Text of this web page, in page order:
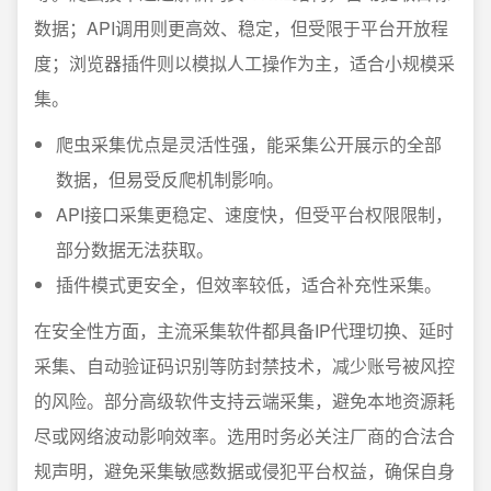
数据；API调用则更高效、稳定，但受限于平台开放程
度；浏览器插件则以模拟人工操作为主，适合小规模采
集。
爬虫采集优点是灵活性强，能采集公开展示的全部
数据，但易受反爬机制影响。
API接口采集更稳定、速度快，但受平台权限限制，
部分数据无法获取。
插件模式更安全，但效率较低，适合补充性采集。
在安全性方面，主流采集软件都具备IP代理切换、延时
采集、自动验证码识别等防封禁技术，减少账号被风控
的风险。部分高级软件支持云端采集，避免本地资源耗
尽或网络波动影响效率。选用时务必关注厂商的合法合
规声明，避免采集敏感数据或侵犯平台权益，确保自身